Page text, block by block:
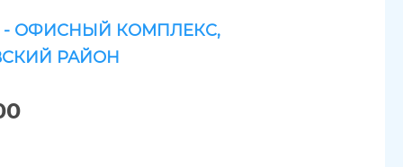
- ОФИСНЫЙ КОМПЛЕКС,
РАЙОН